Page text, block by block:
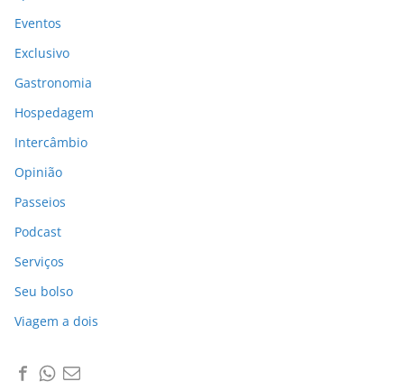
Eventos
Exclusivo
Gastronomia
Hospedagem
Intercâmbio
Opinião
Passeios
Podcast
Serviços
Seu bolso
Viagem a dois